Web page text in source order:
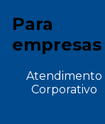
Para
empresas
Atendimento
Corporativo